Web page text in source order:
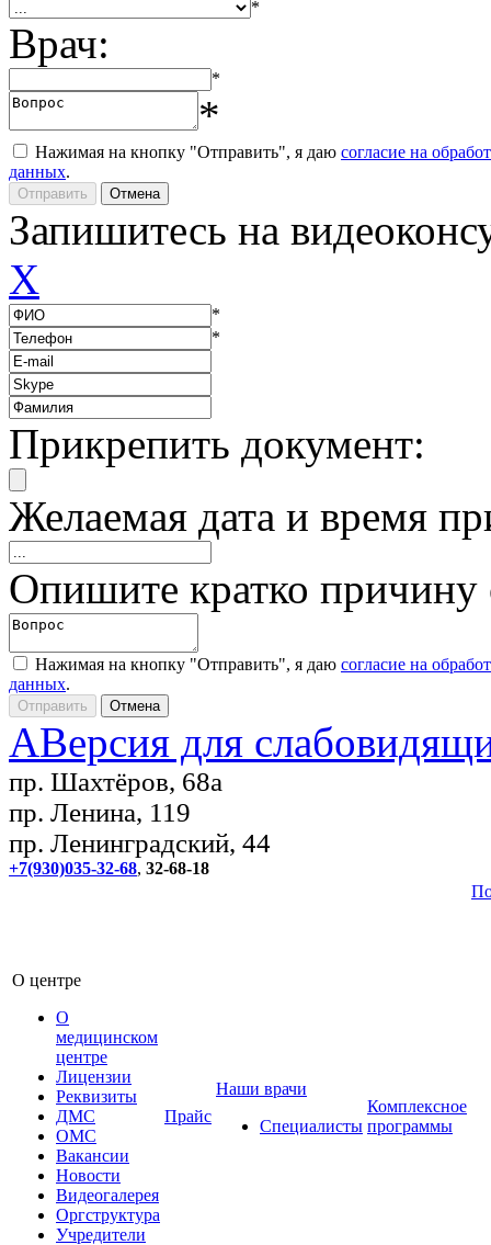
*
Врач:
*
*
Нажимая на кнопку "Отправить", я даю согласие на
данных.
Запишитесь на
X
*
*
Прикрепить документ:
Желаемая дата и время
Опишите кратко
Нажимая на кнопку "Отправить", я даю согласие на
данных.
AВерсия для
пр. Шахтёров, 68а
пр. Ленина, 119
пр. Ленинградский, 44
+7(930)035-32-68, 32-68-18
О центре
О
медицинском
центре
Лицензии
Реквизиты
ДМС
ОМС
Вакансии
Новости
Видеогалерея
Оргструктура
Учредители
Прайс
Наши врачи
Специалисты
Комплексное
программы